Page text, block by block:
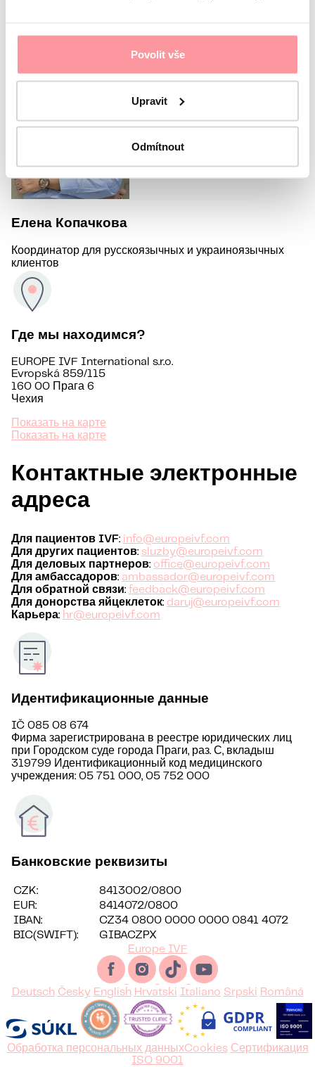
Povolit vše
Upravit
Odmítnout
Елена Копачкова
Координатор для русскоязычных и украиноязычных
клиентов
Где мы находимся?
EUROPE IVF International s.r.o.
Evropská 859/115
160 00 Прага 6
Чехия
Показать на карте
Показать на карте
Контактные электронные
адреса
Для пациентов IVF: info@europeivf.com
Для других пациентов: sluzby@europeivf.com
Для деловых партнеров: office@europeivf.com
Для амбассадоров: ambassador@europeivf.com
Для обратной связи: feedback@europeivf.com
Для донорства яйцеклеток: daruj@europeivf.com
Карьера: hr@europeivf.com
Идентификационные данные
IČ 085 08 674
Фирма зарегистрирована в реестре юридических лиц
при Городском суде города Праги, раз. С, вкладыш
319799 Идентификационный код медицинского
учреждения: 05 751 000, 05 752 000
Банковские реквизиты
CZK:
8413002/0800
EUR:
8414072/0800
IBAN:
CZ34 0800 0000 0000 0841 4072
BIC(SWIFT):
GIBACZPX
Europe IVF
Deutsch Česky English Hrvatski Italiano Srpski Română
Обработка персональных данныхCookies Сертификация
ISO 9001